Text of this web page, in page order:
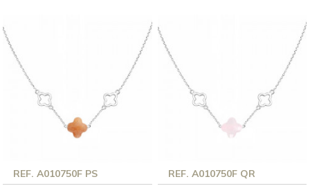
REF. A010750F PS
REF. A010750F QR